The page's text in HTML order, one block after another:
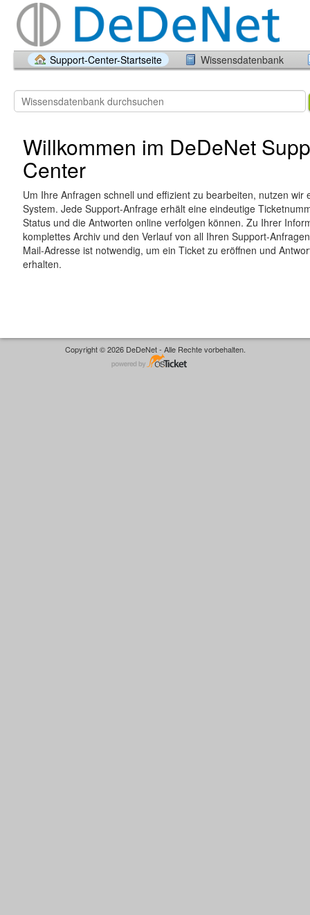
Support-Center-Startseite Wissensdatenbank
Willkommen im DeDeNet
Center
Um Ihre Anfragen schnell und effizient zu bearbeiten, nutzen wir
System. Jede Support-Anfrage erhält eine eindeutige
Status und die Antworten online verfolgen können. Zu Ihrer
komplettes Archiv und den Verlauf von all Ihren Support-
Mail-Adresse ist notwendig, um ein Ticket zu eröffnen und
erhalten.
Copyright © 2026 DeDeNet - Alle Rechte vorbehalten.